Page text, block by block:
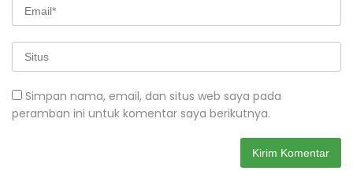
Simpan nama, email, dan situs web saya pada
peramban ini untuk komentar saya berikutnya.